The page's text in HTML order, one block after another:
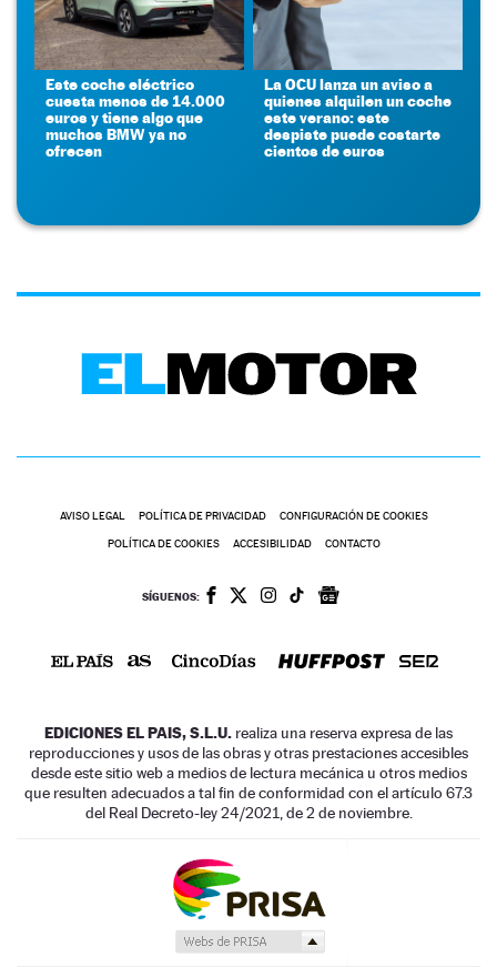
Este coche eléctrico
cuesta menos de 14.000
euros y tiene algo que
muchos BMW ya no
ofrecen
La OCU lanza un aviso a
quienes alquilen un coche
este verano: este
despiste puede costarte
cientos de euros
AVISO LEGAL POLÍTICA DE PRIVACIDAD CONFIGURACIÓN DE COOKIES
POLÍTICA DE COOKIES ACCESIBILIDAD CONTACTO
SÍGUENOS:
EDICIONES EL PAIS, S.L.U. realiza una reserva expresa de las
reproducciones y usos de las obras y otras prestaciones accesibles
desde este sitio web a medios de lectura mecánica u otros medios
que resulten adecuados a tal fin de conformidad con el artículo 67.3
del Real Decreto-ley 24/2021, de 2 de noviembre.